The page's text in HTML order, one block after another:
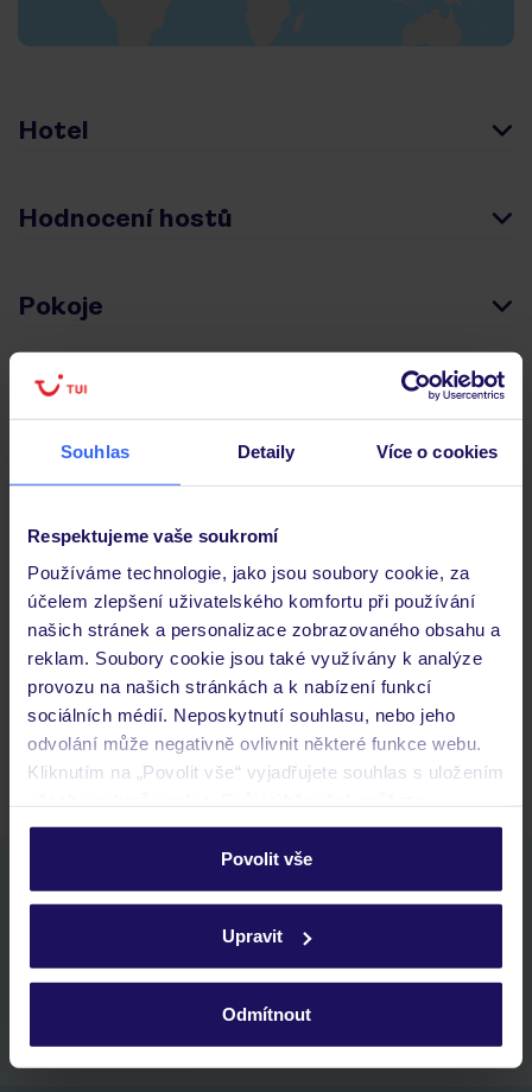
Souhlas Detaily Více o cookies
Respektujeme vaše soukromí
Používáme technologie, jako jsou soubory cookie, za
účelem zlepšení uživatelského komfortu při používání
našich stránek a personalizace zobrazovaného obsahu a
reklam. Soubory cookie jsou také využívány k analýze
provozu na našich stránkách a k nabízení funkcí
sociálních médií. Neposkytnutí souhlasu, nebo jeho
odvolání může negativně ovlivnit některé funkce webu.
Kliknutím na „Povolit vše“ vyjadřujete souhlas s uložením
personalizovat v sekci „Personalizace“.
Podrobné informace o souborech cookie naleznete v
ochrany osobních údajů.
Povolit vše
Upravit
Odmítnout
Hotel
Hodnocení hostů
Pokoje
Stravování
Důležité informace
Často kladené otázky
Jaké doklady jsou potřebné při cestování?
Budeme ubytováni ihned po příjezdu do hotelu?
Kam jít po přistání a vyzvednutí zavazadel?
Zobrazit další
rychlé vyhledávání a prohlížení nabídek
seznam oblíbených nabídek a možnost jejich sdílení
historie vyhledávání a naposledy zobrazené nabídky